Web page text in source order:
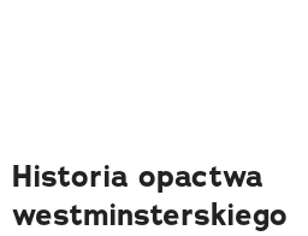
Historia opactwa
westminsterskiego